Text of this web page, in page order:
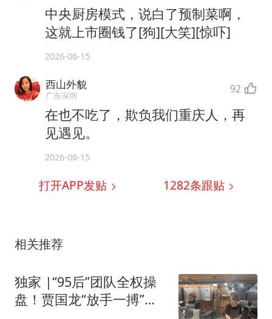
中央厨房模式，说白了预制菜啊，
这就上市圈钱了[狗][大笑][惊吓]
2026-06-15
西山外貌
广东深圳 92
在也不吃了，欺负我们重庆人，再
见遇见。
2026-06-15
打开APP发贴 1282条跟贴
相关推荐
独家 |“95后”团队全权操
盘！贾国龙“放手一搏”鲜